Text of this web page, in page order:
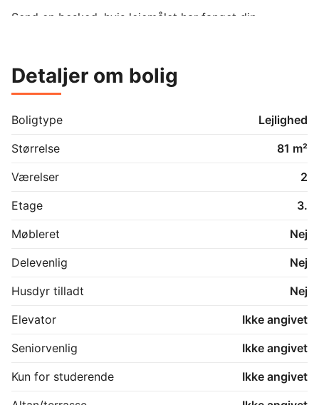
Send en besked, hvis lejemålet har fanget din
kun reelt ledige boliger uden eksisterende venteliste
på annonceringstidspunktet. Venligst kontakt udlejer
Detaljer om bolig
Boligtype
Lejlighed
Størrelse
81 m²
Værelser
2
Etage
3.
Møbleret
Nej
Delevenlig
Nej
Husdyr tilladt
Nej
Elevator
Ikke angivet
Seniorvenlig
Ikke angivet
Kun for studerende
Ikke angivet